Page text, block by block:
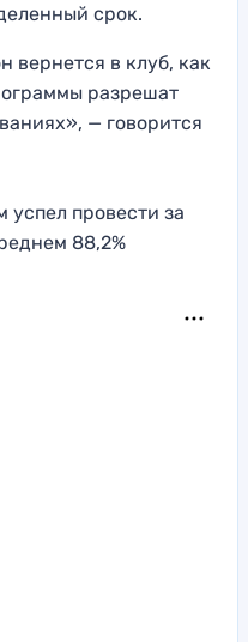
срок.
вернется в клуб, как
разрешат
— говорится
провести за
88,2%